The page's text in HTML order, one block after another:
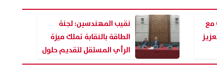
مع
نقيب المهندسين: لجنة
الطاقة بالنقابة تملك ميزة
الرأي المستقل لتقديم حلول
واقعية لصناع القرار